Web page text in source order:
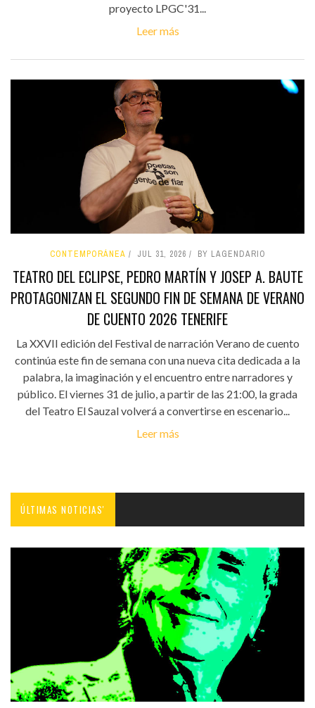
proyecto LPGC'31...
Leer más
CONTEMPORÁNEA JUL 31, 2026 BY LAGENDARIO
TEATRO DEL ECLIPSE, PEDRO MARTÍN Y JOSEP A. BAUTE
PROTAGONIZAN EL SEGUNDO FIN DE SEMANA DE VERANO
DE CUENTO 2026 TENERIFE
La XXVII edición del Festival de narración Verano de cuento
continúa este fin de semana con una nueva cita dedicada a la
palabra, la imaginación y el encuentro entre narradores y
público. El viernes 31 de julio, a partir de las 21:00, la grada
del Teatro El Sauzal volverá a convertirse en escenario...
Leer más
ÚLTIMAS NOTICIAS'